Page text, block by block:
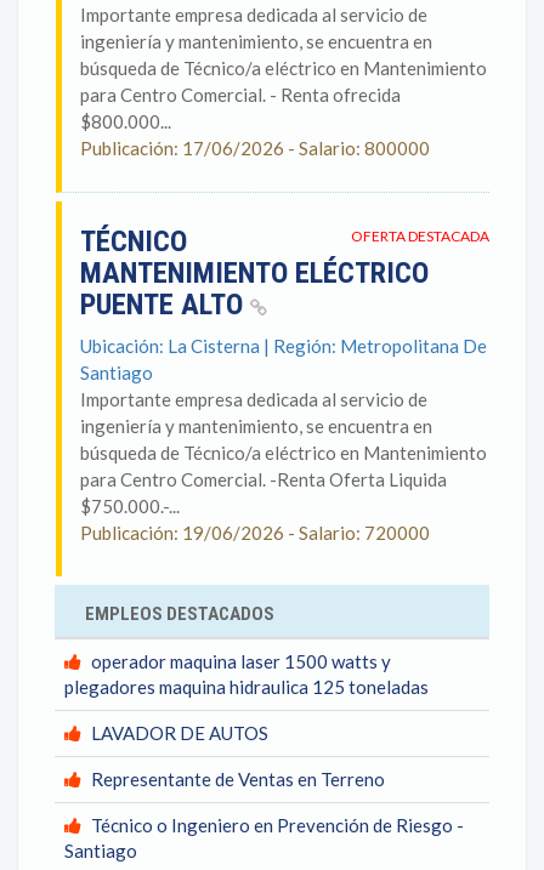
Importante empresa dedicada al servicio de
ingeniería y mantenimiento, se encuentra en
búsqueda de Técnico/a eléctrico en Mantenimiento
para Centro Comercial. - Renta ofrecida
$800.000...
Publicación: 17/06/2026 - Salario: 800000
OFERTA DESTACADA
TÉCNICO
MANTENIMIENTO ELÉCTRICO
PUENTE ALTO
Ubicación: La Cisterna | Región: Metropolitana De
Santiago
Importante empresa dedicada al servicio de
ingeniería y mantenimiento, se encuentra en
búsqueda de Técnico/a eléctrico en Mantenimiento
para Centro Comercial. -Renta Oferta Liquida
$750.000.-...
Publicación: 19/06/2026 - Salario: 720000
EMPLEOS DESTACADOS
operador maquina laser 1500 watts y
plegadores maquina hidraulica 125 toneladas
LAVADOR DE AUTOS
Representante de Ventas en Terreno
Técnico o Ingeniero en Prevención de Riesgo -
Santiago